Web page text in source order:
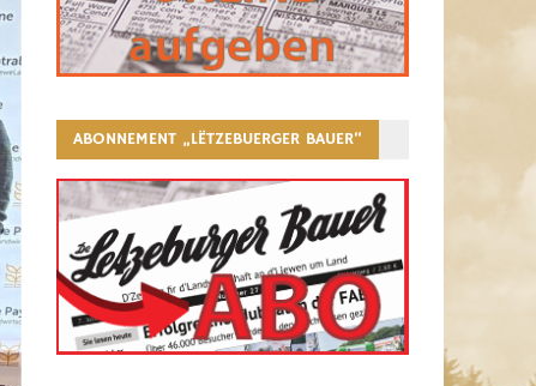
ABONNEMENT „LËTZEBUERGER BAUER“